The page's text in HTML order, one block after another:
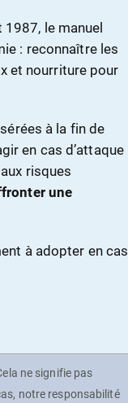
le manuel
: reconnaître les
et nourriture pour
à la fin de
en cas d’attaque
risques
une
à adopter en cas
ne signifie pas
notre responsabilité